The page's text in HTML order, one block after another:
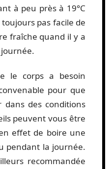
à peu près à 19°C
toujours pas facile de
fraîche quand il y a
le corps a besoin
pour que
dans des conditions
peuvent vous être
effet de boire une
pendant la journée.
recommandée